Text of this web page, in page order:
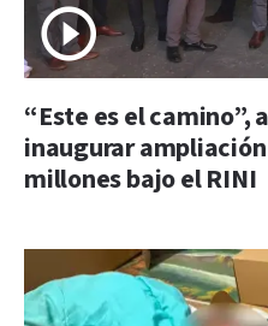
“Este es el
inaugurar
millones bajo el RINI